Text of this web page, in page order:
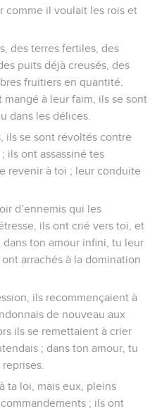
comme il voulait les rois et
des terres fertiles, des
puits déjà creusés, des
fruitiers en quantité.
mangé à leur faim, ils se sont
dans les délices.
ils se sont révoltés contre
ils ont assassiné tes
revenir à toi ; leur conduite
d’ennemis qui les
ils ont crié vers toi, et
ton amour infini, tu leur
arrachés à la domination
ils recommençaient à
de nouveau aux
ils se remettaient à crier
; dans ton amour, tu
ta loi, mais eux, pleins
; ils ont